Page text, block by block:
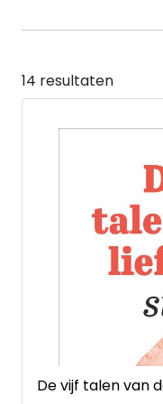
Hardback (3)
14 resultaten
De vijf talen van